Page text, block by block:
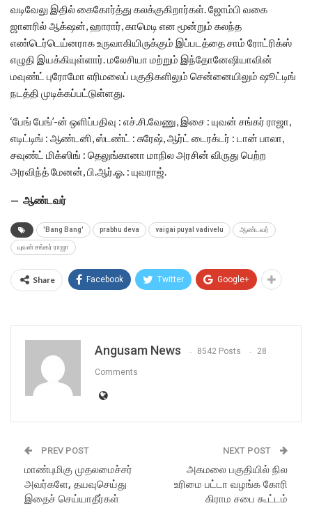
வடிவேலு இதில் கைகோர்த்து கலக்குகிறார்கள். ஜோம்பி வகை
ஜானரில் ஆக்‌ஷன், ஹாரார், காமெடி என மூன்றும் கலந்த
எண்டெர்டெய்னராக உருவாகியிருக்கும் இப்படத்தை சாம் ரோட்ரிக்ஸ்
எழுதி இயக்கியுள்ளார். மலேசியா மற்றும் இந்தோனேஷியாவின்
மவுண்ட் புரோமோ எரிமலைப் பகுதிகளிலும் சென்னையிலும் ஷூட்டிங்
நடத்தி முடிக்கப்பட்டுள்ளது.
‘பேங் பேங்’-ன் ஒளிப்பதிவு : எச்.சி.வேணு, இசை : யுவன் சங்கர் ராஜா,
எடிட்டிங் : ஆண்டனி, ஸ்டண்ட் : சுரேஷ், ஆர்ட் டைரக்டர் : டான் பாலா,
சவுண்ட் மிக்ஸிங் : தெலுங்கானா மாநில அரசின் விருது பெற்ற
அரவிந்த் மேனன், பி.ஆர்.ஓ. : யுவராஜ்.
— ஆண்டவர்
'Bang Bang' prabhu deva vaigai puyal vadivelu ஆண்டவர்
யுவன் சங்கர் ராஜா
Share Facebook Twitter Google+
Angusam News 8542 Posts 28
Comments
PREV POST
மாண்புமிகு முதலமைச்சர்
அவர்களே, தயவுசெய்து
இதைச் செய்யாதீர்கள்
NEXT POST
அகமலை பகுதியில் நில
உரிமை பட்டா வழங்க கோரி
கிராம சபை கூட்டம்